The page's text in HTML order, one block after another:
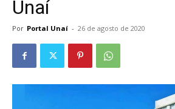
Unaí
Por Portal Unaí - 26 de agosto de 2020